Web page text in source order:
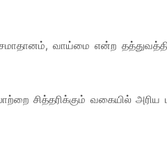
சமாதானம், வாய்மை என்ற
சித்தரிக்கும் வகையில்